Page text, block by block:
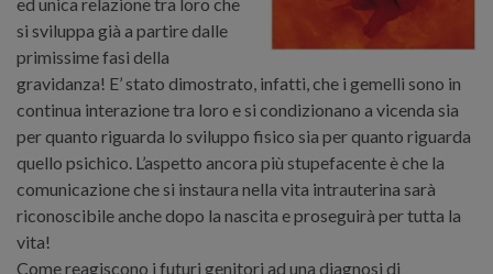
si sviluppa già a partire dalle
primissime fasi della
gravidanza! E’ stato dimostrato, infatti, che i gemelli sono in
continua interazione tra loro e si condizionano a vicenda sia
per quanto riguarda lo sviluppo fisico sia per quanto riguarda
quello psichico. L’aspetto ancora più stupefacente è che la
comunicazione che si instaura nella vita intrauterina sarà
riconoscibile anche dopo la nascita e proseguirà per tutta la
vita!
Come reagiscono i futuri genitori ad una diagnosi di